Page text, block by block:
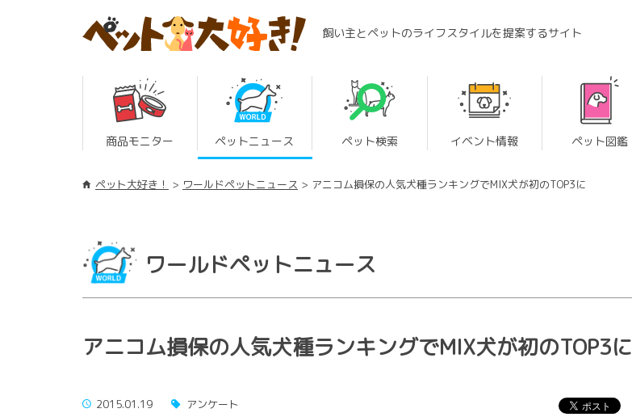
飼い主とペットのライフスタイルを提案するサイト
商品モニター ペットニュース ペット検索 イベント情報 ペット図鑑
ペット大好き！ ワールドペットニュース アニコム損保の人気犬種ランキングでMIX犬が初のTOP3に
ワールドペットニュース
アニコム損保の人気犬種ランキングでMIX犬が初のTOP3に
2015.01.19 アンケート